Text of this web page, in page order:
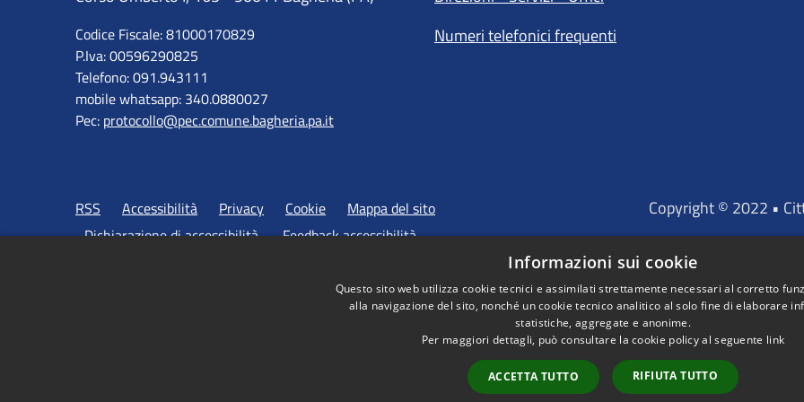
Codice Fiscale: 81000170829
P.Iva: 00596290825
Telefono: 091.943111
mobile whatsapp: 340.0880027
Pec: protocollo@pec.comune.bagheria.pa.it
Numeri telefonici frequenti
RSS Accessibilità Privacy Cookie
Mappa del sito
Dichiarazione di accessibilità
Feedback accessibilità
Copyright © 2022 •
"Portale
D'INVESTIMENTO
Informazioni sui cookie
Questo sito web utilizza cookie tecnici e assimilati strettamente necessari al corretto
alla navigazione del sito, nonché un cookie tecnico analitico al solo fine di elaborare
statistiche, aggregate e anonime.
Per maggiori dettagli, può consultare la cookie policy al seguente link
ACCETTA TUTTO RIFIUTA TUTTO